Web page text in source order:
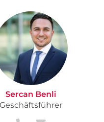
Sercan Benli
Geschäftsführer